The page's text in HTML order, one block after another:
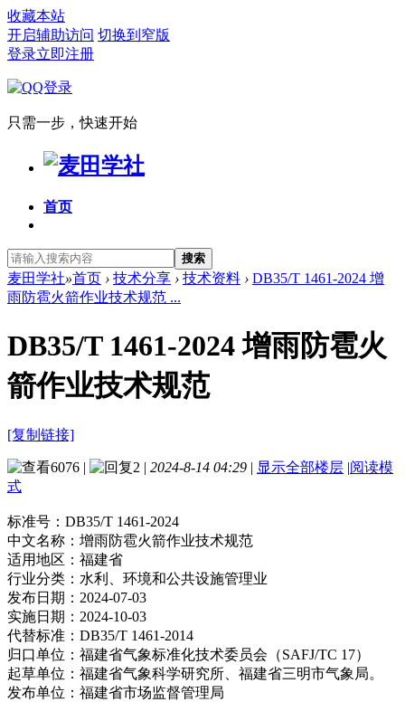
收藏本站
开启辅助访问 切换到窄版
登录立即注册
只需一步，快速开始
首页
搜索
麦田学社»首页 › 技术分享 › 技术资料 › DB35/T 1461-2024 增
雨防雹火箭作业技术规范 ...
DB35/T 1461-2024 增雨防雹火
箭作业技术规范
[复制链接]
6076 | 2 | 2024-8-14 04:29 | 显示全部楼层 |阅读模
式
标准号： DB35/T 1461-2024
中文名称： 增雨防雹火箭作业技术规范
适用地区： 福建省
行业分类： 水利、环境和公共设施管理业
发布日期： 2024-07-03
实施日期： 2024-10-03
代替标准： DB35/T 1461-2014
归口单位： 福建省气象标准化技术委员会（SAFJ/TC 17）
起草单位： 福建省气象科学研究所、福建省三明市气象局。
发布单位： 福建省市场监督管理局